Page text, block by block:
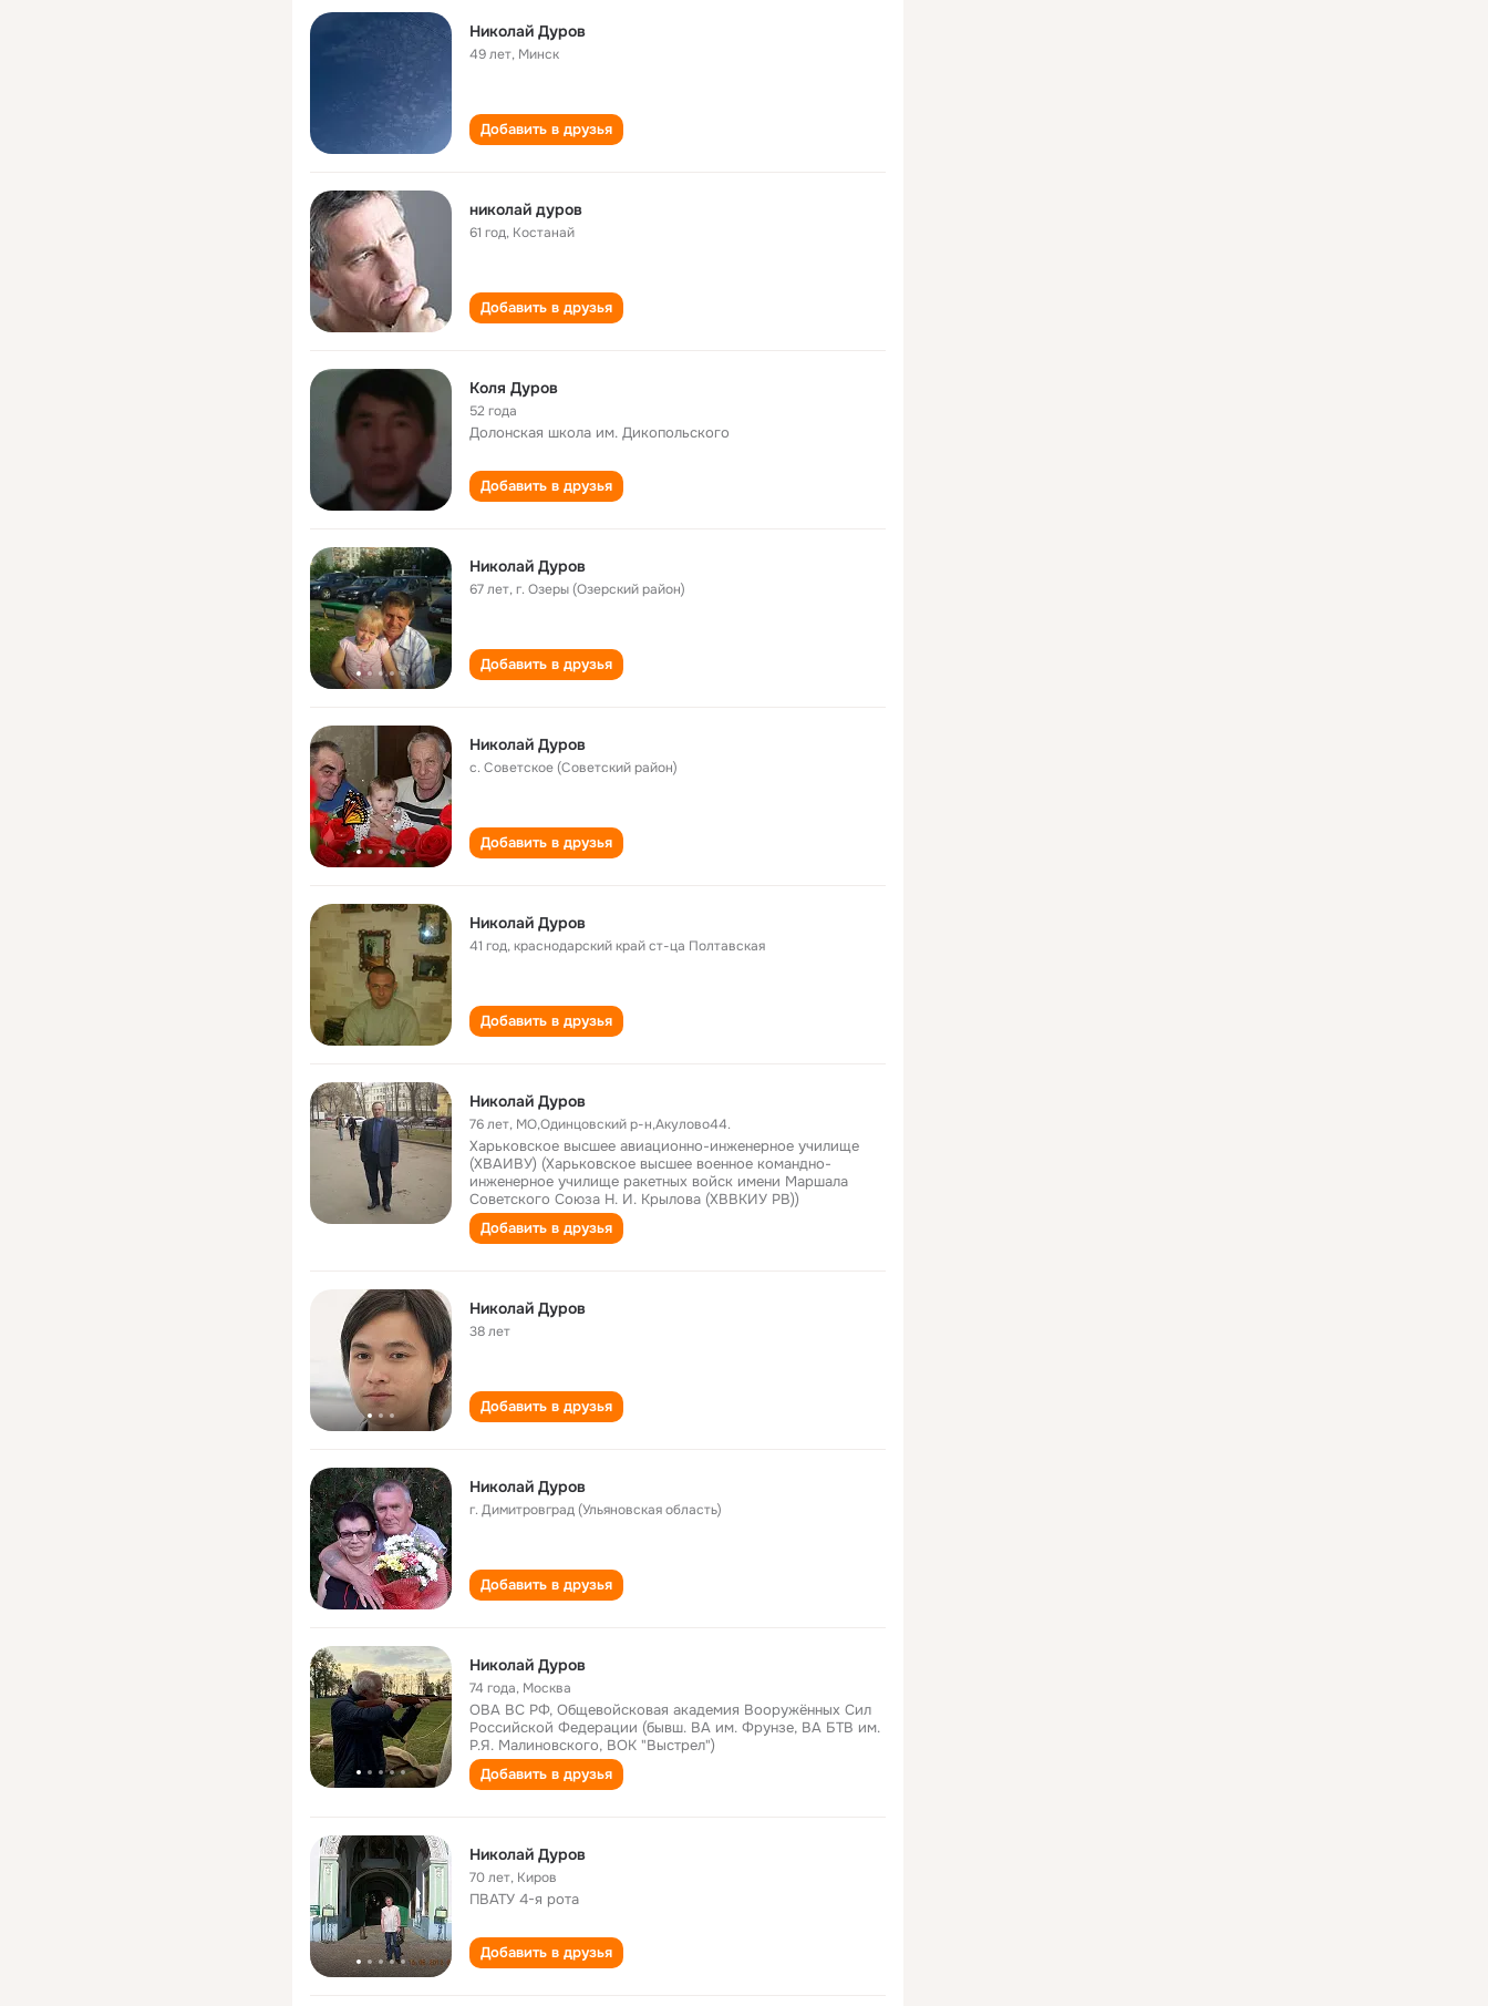
Николай Дуров
49 лет, Минск
Добавить в друзья
николай дуров
61 год, Костанай
Добавить в друзья
Коля Дуров
52 года
Долонская школа им. Дикопольского
Добавить в друзья
Николай Дуров
67 лет,г. Озеры (Озерский район)
Добавить в друзья
Николай Дуров
с. Советское (Советский район)
Добавить в друзья
Николай Дуров
41 год,краснодарский край ст-ца Полтавская
Добавить в друзья
Николай Дуров
76 лет, МО,Одинцовский р-н,Акулово44.
Харьковское высшее авиационно-инженерное училище
(ХВАИВУ) (Харьковское высшее военное командно-
инженерное училище ракетных войск имени Маршала
Советского Союза Н. И. Крылова (ХВВКИУ РВ))
Добавить в друзья
Николай Дуров
38 лет
Добавить в друзья
Николай Дуров
г. Димитровград (Ульяновская область)
Добавить в друзья
Николай Дуров
74 года, Москва
ОВА ВС РФ, Общевойсковая академия Вооружённых Сил
Российской Федерации (бывш. ВА им. Фрунзе, ВА БТВ им.
Р.Я. Малиновского, ВОК "Выстрел")
Добавить в друзья
Николай Дуров
70 лет, Киров
ПВАТУ 4-я рота
Добавить в друзья